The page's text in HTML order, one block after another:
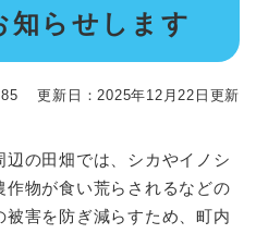
に復旧しました
現在)
知らせします
更新日：2025年12月22日更新
の田畑では、シカやイノシ
物が食い荒らされるなどの
害を防ぎ減らすため、町内